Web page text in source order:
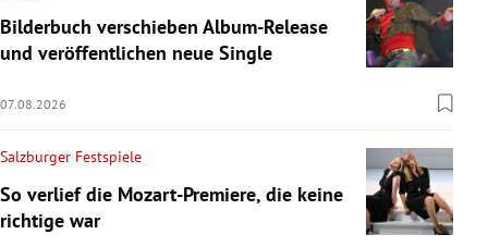
Bilderbuch verschieben Album-Release
und veröffentlichen neue Single
07.08.2026
Salzburger Festspiele
So verlief die Mozart-Premiere, die keine
richtige war